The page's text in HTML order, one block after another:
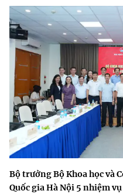
Bộ trưởng Bộ Khoa học và
Quốc gia Hà Nội 5 nhiệm